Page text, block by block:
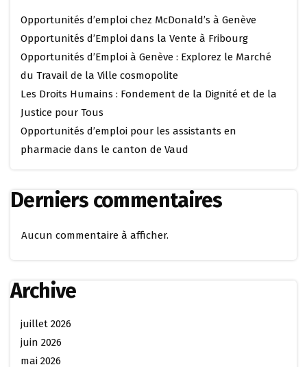
Opportunités d’emploi chez McDonald’s à Genève
Opportunités d’Emploi dans la Vente à Fribourg
Opportunités d’Emploi à Genève : Explorez le Marché
du Travail de la Ville cosmopolite
Les Droits Humains : Fondement de la Dignité et de la
Justice pour Tous
Opportunités d’emploi pour les assistants en
pharmacie dans le canton de Vaud
Derniers commentaires
Aucun commentaire à afficher.
Archive
juillet 2026
juin 2026
mai 2026